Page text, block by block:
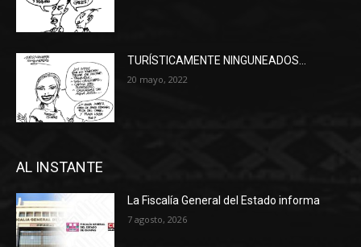
TURÍSTICAMENTE NINGUNEADOS…
20 mayo, 2022
AL INSTANTE
La Fiscalía General del Estado informa
7 agosto, 2026